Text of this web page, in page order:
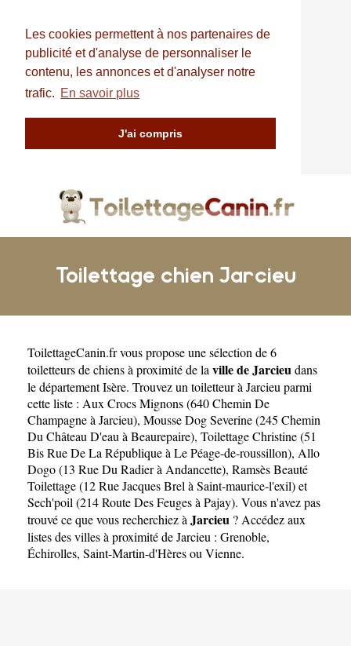
Les cookies permettent à nos partenaires de
publicité et d'analyse de personnaliser le
contenu, les annonces et d'analyser notre
trafic. En savoir plus
J'ai compris
Toilettage chien Jarcieu
ToilettageCanin.frvous propose une sélection de 6
toiletteurs de chiens à proximité de la ville de Jarcieudans
le départementIsère. Trouvez un toiletteur à Jarcieu parmi
cette liste : Aux Crocs Mignons (640 Chemin De
Champagne à Jarcieu), Mousse Dog Severine (245 Chemin
Du Château D'eau à Beaurepaire), Toilettage Christine (51
Bis Rue De La République à Le Péage-de-roussillon), Allo
Dogo (13 Rue Du Radier à Andancette), Ramsès Beauté
Toilettage (12 Rue Jacques Brel à Saint-maurice-l'exil)et
Sech'poil (214 Route Des Feuges à Pajay). Vous n'avez pas
trouvé ce que vous recherchiez à Jarcieu ? Accédez aux
listes des villes à proximité de Jarcieu : Grenoble,
Échirolles, Saint-Martin-d'Hèresou Vienne.